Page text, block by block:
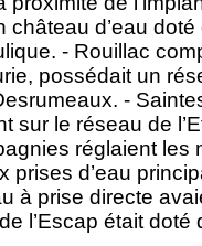
château d’eau
- Rouillac
possédait un
-
sur le réseau de
réglaient les
prises d’eau
à prise directe
l’Escap était doté